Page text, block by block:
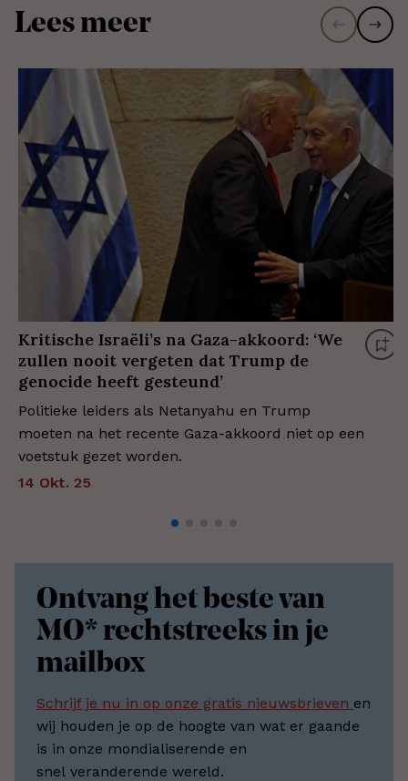
Lees meer
Kritische Israëli’s na Gaza-akkoord: ‘We
zullen nooit vergeten dat Trump de
genocide heeft gesteund’
Politieke leiders als Netanyahu en Trump
moeten na het recente Gaza-akkoord niet op een
voetstuk gezet worden.
14 Okt. 25
Ontvang het beste van
MO* rechtstreeks in je
mailbox
Schrijf je nu in op onze gratis nieuwsbrieven en
wij houden je op de hoogte van wat er gaande
is in onze mondialiserende en
snel veranderende wereld.